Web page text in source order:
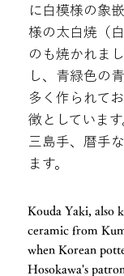
に白模様の象
様の太白焼（
のも焼かれま
し、青緑色の
多く作られて
徴としていま
三島手、暦手
ます。
Kouda Yaki, also
ceramic from
when Korean
Hosokawa's